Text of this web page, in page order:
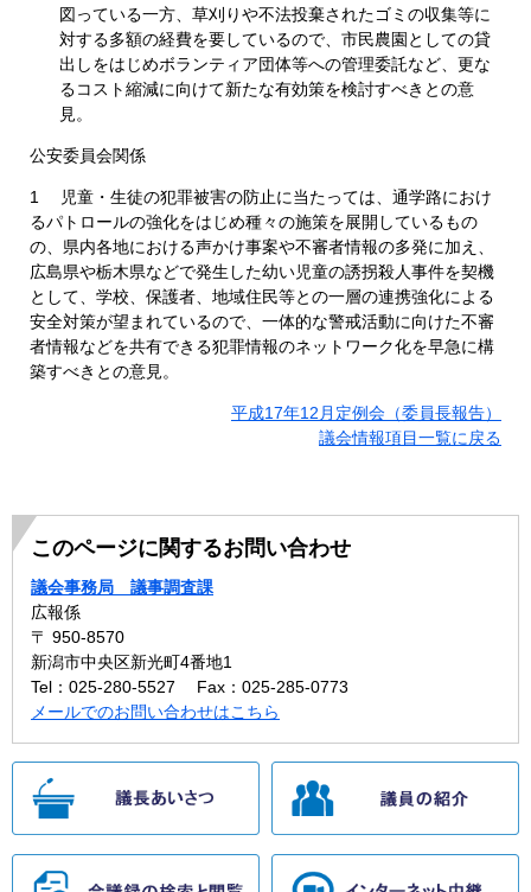
図っている一方、草刈りや不法投棄されたゴミの収集等に
対する多額の経費を要しているので、市民農園としての貸
出しをはじめボランティア団体等への管理委託など、更な
るコスト縮減に向けて新たな有効策を検討すべきとの意
見。
公安委員会関係
1 児童・生徒の犯罪被害の防止に当たっては、通学路におけ
るパトロールの強化をはじめ種々の施策を展開しているもの
の、県内各地における声かけ事案や不審者情報の多発に加え、
広島県や栃木県などで発生した幼い児童の誘拐殺人事件を契機
として、学校、保護者、地域住民等との一層の連携強化による
安全対策が望まれているので、一体的な警戒活動に向けた不審
者情報などを共有できる犯罪情報のネットワーク化を早急に構
築すべきとの意見。
平成17年12月定例会（委員長報告）
議会情報項目一覧に戻る
このページに関するお問い合わせ
議会事務局 議事調査課
広報係
〒 950-8570
新潟市中央区新光町4番地1
Tel：025-280-5527
Fax：025-285-0773
メールでのお問い合わせはこちら